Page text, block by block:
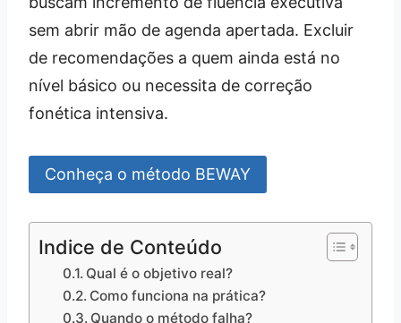
sem abrir mão de agenda apertada. Excluir
de recomendações a quem ainda está no
nível básico ou necessita de correção
fonética intensiva.
Conheça o método BEWAY
Indice de Conteúdo
Qual é o objetivo real?
Como funciona na prática?
Quando o método falha?